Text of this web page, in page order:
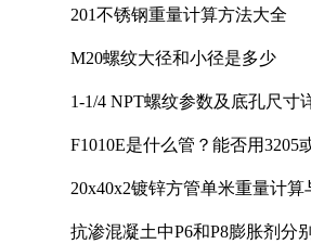
201不锈钢重量计算方法大全
M20螺纹大径和小径是多少
1-1/4 NPT螺纹参数及底孔尺寸
F1010E是什么管？能否用3205
20x40x2镀锌方管单米重量计算
抗渗混凝土中P6和P8膨胀剂分